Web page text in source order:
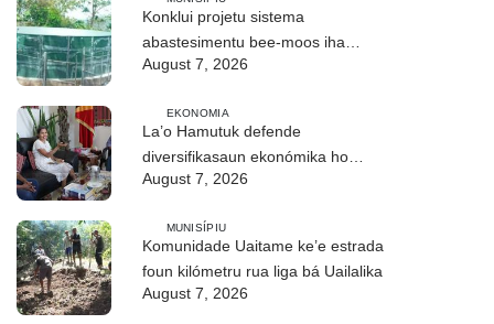
Konklui projetu sistema
abastesimentu bee-moos iha
Lakluta, komunidade hahú asesu
August 7, 2026
EKONOMIA
La’o Hamutuk defende
diversifikasaun ekonómika ho
prioridade ba setór agrikultura
August 7, 2026
MUNISÍPIU
Komunidade Uaitame ke’e estrada
foun kilómetru rua liga bá Uailalika
August 7, 2026